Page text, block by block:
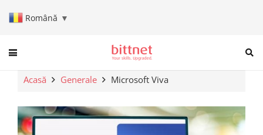
Română ▼
When autocomplete results
Acasă Generale Microsoft Viva